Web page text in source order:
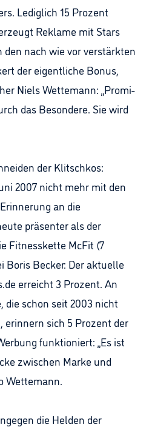
Lediglich 15 Prozent
Reklame mit Stars
den nach wie vor verstärkten
der eigentliche Bonus,
Niels Wettemann: „Promi-
das Besondere. Sie wird
der Klitschkos:
2007 nicht mehr mit den
an die
präsenter als der
Fitnesskette McFit (7
Boris Becker: Der aktuelle
erreicht 3 Prozent. An
die schon seit 2003 nicht
erinnern sich 5 Prozent der
funktioniert: „Es ist
zwischen Marke und
Wettemann.
die Helden der